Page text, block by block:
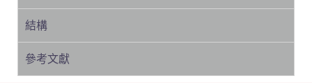
結構
參考文獻